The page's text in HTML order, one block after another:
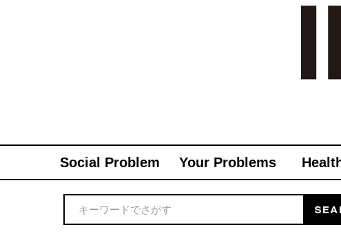
Social Problem Your Problems